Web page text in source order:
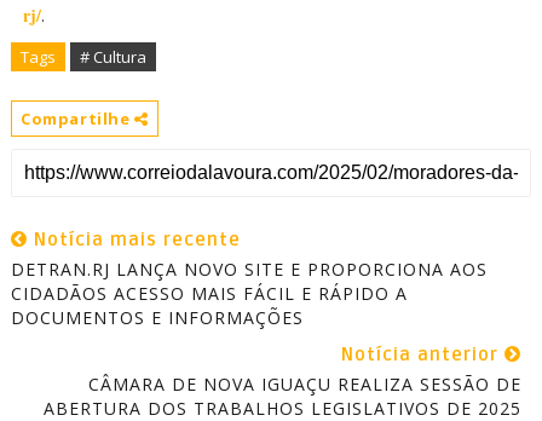
rj/.
Tags # Cultura
Compartilhe
Notícia mais recente
DETRAN.RJ LANÇA NOVO SITE E PROPORCIONA AOS
CIDADÃOS ACESSO MAIS FÁCIL E RÁPIDO A
DOCUMENTOS E INFORMAÇÕES
Notícia anterior
CÂMARA DE NOVA IGUAÇU REALIZA SESSÃO DE
ABERTURA DOS TRABALHOS LEGISLATIVOS DE 2025